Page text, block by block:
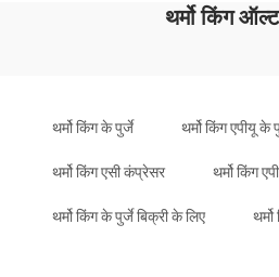
थर्मो किंग
थर्मो किंग के पुर्जे थर्मो किंग एपीयू के
थर्मो किंग एसी कंप्रेसर थर्मो किंग
थर्मो किंग के पुर्जे बिक्री के लिए